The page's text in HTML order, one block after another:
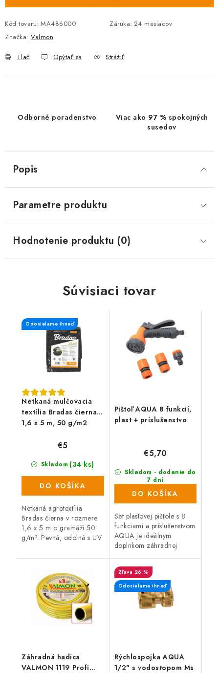
Kód tovaru: MA486000 Záruka: 24 mesiacov
Značka: Valmon
Tlač Opýtať sa Strážiť
Odborné poradenstvo
Viac ako 97 % spokojných
susedov
Popis
Parametre produktu
Hodnotenie produktu (0)
Súvisiaci tovar
Netkaná mulčovacia
textília Bradas čierna,
1,6 x 5 m, 50 g/m2
Odosielame ihneď
Skladom (34 ks)
€5
DO KOŠÍKA
Netkaná agrotextília
Bradas čierna v rozmere
1,6 x 5 m o gramáži 50
g/m². Pevná, odolná s UV
materiálu. Vďaka svojim
má široké...
Pištoľ AQUA 8 funkcií,
plast + príslušenstvo
Skladom - dodanie do
7 dní
(2 ks)
€5,70
DO KOŠÍKA
Set plastovej pištole s 8
funkciami a príslušenstvom
AQUA je ideálnym
doplnkom záhradnej
Rýchlospojka STOP, 1/2“
Rýchlospojka, 1/2" +
3/4" adaptér.
Záhradná hadica
VALMON 1119 Profi
Rýchlospojka AQUA
1/2" s vodostopom Ms
26 %
Odosielame ihneď